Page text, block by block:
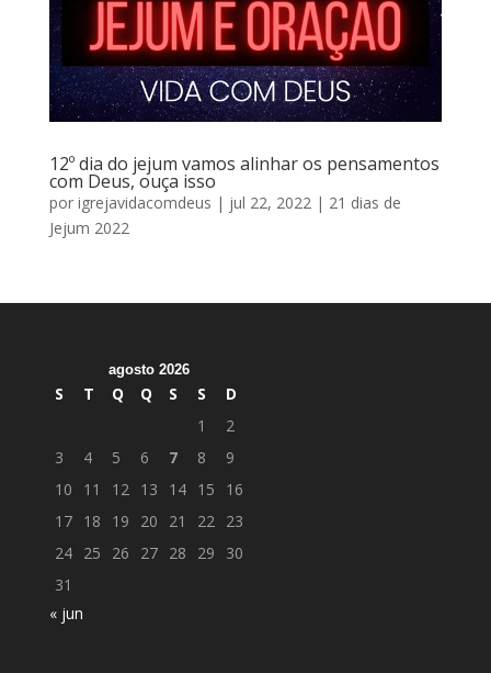
12º dia do jejum vamos alinhar os pensamentos
com Deus, ouça isso
por igrejavidacomdeus | jul 22, 2022| 21 dias de
Jejum 2022
agosto 2026
S T Q Q S S
D
1
2
3
4 5 6 7 8
9
10
11 12 13 14 15
16
17 18 19 20 21 22 23
24 25 26 27 28 29
30
31
« jun